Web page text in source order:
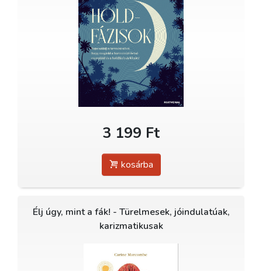
3 199 Ft
kosárba
Élj úgy, mint a fák! - Türelmesek, jóindulatúak,
karizmatikusak